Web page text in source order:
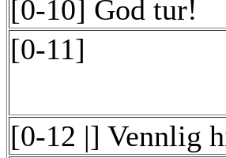
[0-10] God tur!
[0-11]
[0-12 |] Vennlig